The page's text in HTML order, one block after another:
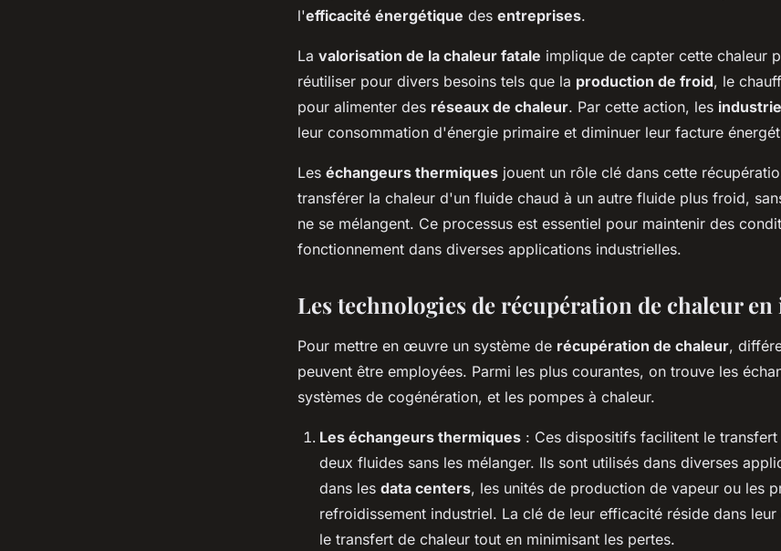
l'efficacité énergétique des entreprises.
La valorisation de la chaleur fatale implique de capter cette chaleur
réutiliser pour divers besoins tels que la production de froid, le
pour alimenter des réseaux de chaleur. Par cette action, les
leur consommation d'énergie primaire et diminuer leur facture
Les échangeurs thermiques jouent un rôle clé dans cette
transférer la chaleur d'un fluide chaud à un autre fluide plus froid,
ne se mélangent. Ce processus est essentiel pour maintenir des
fonctionnement dans diverses applications industrielles.
Les technologies de récupération de chaleur
Pour mettre en œuvre un système de récupération de chaleur,
peuvent être employées. Parmi les plus courantes, on trouve les
systèmes de cogénération, et les pompes à chaleur.
Les échangeurs thermiques : Ces dispositifs facilitent le
deux fluides sans les mélanger. Ils sont utilisés dans diverses
dans les data centers, les unités de production de vapeur ou les
refroidissement industriel. La clé de leur efficacité réside dans
le transfert de chaleur tout en minimisant les pertes.